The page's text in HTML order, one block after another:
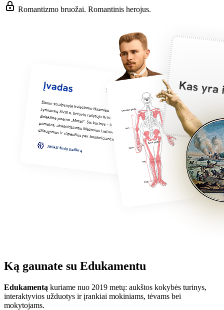
Romantizmo bruožai. Romantinis herojus.
Ką gaunate su Edukamentu
Edukamentą kuriame nuo 2019 metų: aukštos kokybės turinys,
interaktyvios užduotys ir įrankiai mokiniams, tėvams bei
mokytojams.